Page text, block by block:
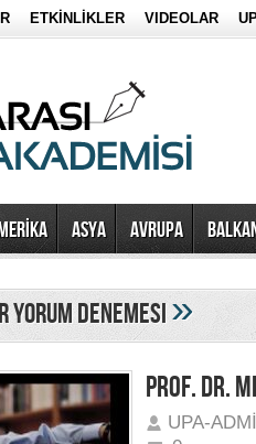
ETKİNLİKLER VIDEOLAR
ASYA AVRUPA
yorum denemesi»
PROF. DR.
UPA-